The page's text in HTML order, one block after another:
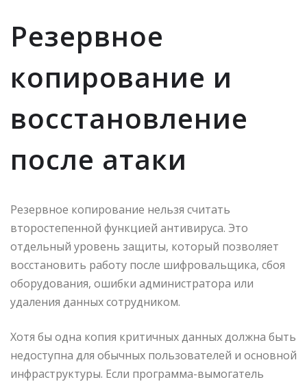
Резервное
копирование и
восстановление
после атаки
Резервное копирование нельзя считать
второстепенной функцией антивируса. Это
отдельный уровень защиты, который позволяет
восстановить работу после шифровальщика, сбоя
оборудования, ошибки администратора или
удаления данных сотрудником.
Хотя бы одна копия критичных данных должна быть
недоступна для обычных пользователей и основной
инфраструктуры. Если программа-вымогатель